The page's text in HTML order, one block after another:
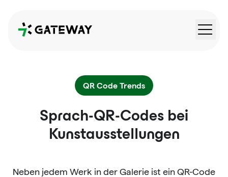
QRGateway
QR Code Trends
Sprach-QR-Codes bei
Kunstausstellungen
Neben jedem Werk in der Galerie ist ein QR-Code